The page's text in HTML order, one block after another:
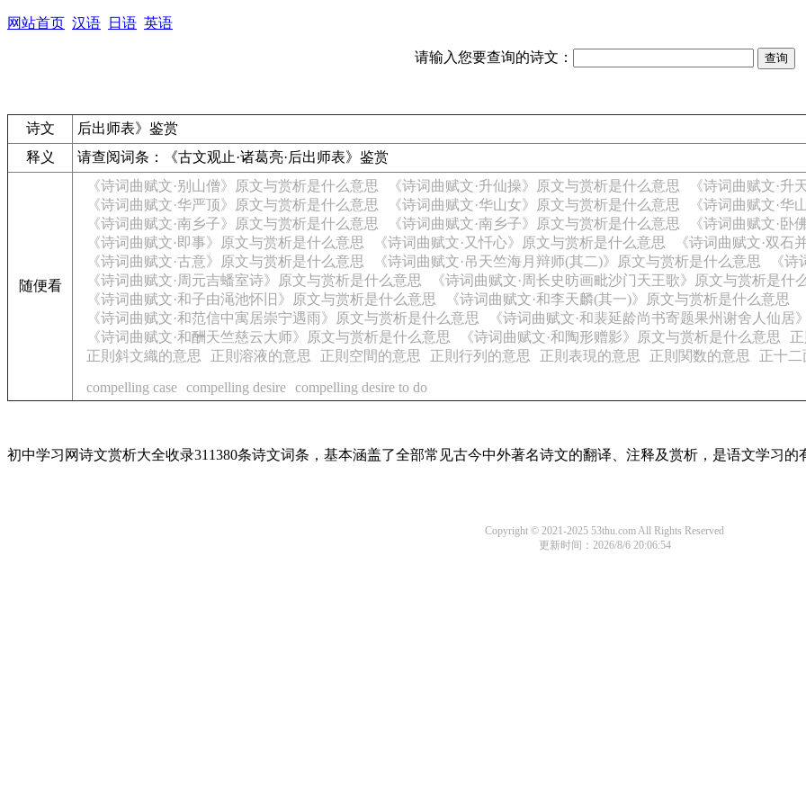
网站首页 汉语 日语 英语
请输入您要查询的诗文：
诗文
后出师表》鉴赏
释义
请查阅词条： 《古文观止·诸葛亮·后出师表》鉴赏
随便看
《诗词曲赋文·别山僧》原文与赏析是什么意思 《诗词曲赋文·升仙操》原文与赏析是什么意思
《诗词曲赋文·升
《诗词曲赋文·华严顶》原文与赏析是什么意思
《诗词曲赋文·华山女》原文与赏析是什么意思
《诗词曲赋文·
《诗词曲赋文·南乡子》原文与赏析是什么意思
《诗词曲赋文·南乡子》原文与赏析是什么意思
《诗词曲赋文·卧
《诗词曲赋文·即事》原文与赏析是什么意思
《诗词曲赋文·又忏心》原文与赏析是什么意思
《诗词曲赋文·双石
《诗词曲赋文·古意》原文与赏析是什么意思
《诗词曲赋文·吊天竺海月辩师(其二)》原文与赏析是什么意思
《
《诗词曲赋文·周元吉蟠室诗》原文与赏析是什么意思
《诗词曲赋文·周长史昉画毗沙门天王歌》原文与赏析是什
《诗词曲赋文·和子由渑池怀旧》原文与赏析是什么意思
《诗词曲赋文·和李天麟(其一)》原文与赏析是什么意思
《诗词曲赋文·和范信中寓居崇宁遇雨》原文与赏析是什么意思
《诗词曲赋文·和裴延龄尚书寄题果州谢舍人仙居
《诗词曲赋文·和酬天竺慈云大师》原文与赏析是什么意思
《诗词曲赋文·和陶形赠影》原文与赏析是什么意思
正則斜文織的意思
正則溶液的意思 正則空間的意思 正則行列的意思 正則表現的意思 正則関数的意思 正十二
compelling case compelling desire compelling desire to do
初中学习网诗文赏析大全收录311380条诗文词条，基本涵盖了全部常见古今中外著名诗文的翻译、注释及赏析，是语文学习的
Copyright © 2021-2025 53thu.com All Rights Reserved
更新时间：2026/8/6 20:06:54